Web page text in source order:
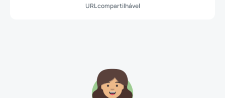
URL compartilhável